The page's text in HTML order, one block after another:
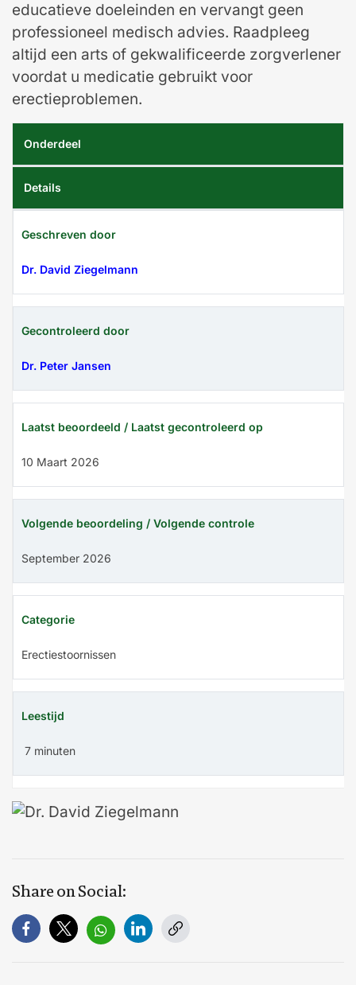
educatieve doeleinden en vervangt geen
professioneel medisch advies. Raadpleeg
altijd een arts of gekwalificeerde zorgverlener
voordat u medicatie gebruikt voor
erectieproblemen.
Onderdeel
Details
Geschreven door
Dr. David Ziegelmann
Gecontroleerd door
Dr. Peter Jansen
Laatst beoordeeld / Laatst gecontroleerd op
10 Maart 2026
Volgende beoordeling / Volgende controle
September 2026
Categorie
Erectiestoornissen
Leestijd
7 minuten
Share on Social: